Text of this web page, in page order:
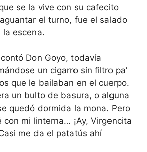
se la vive con su cafecito
el turno, fue el salado
la escena.
Don Goyo, todavía
un cigarro sin filtro pa’
que le bailaban en el cuerpo.
un bulto de basura, o alguna
quedó dormida la mona. Pero
con mi linterna… ¡Ay, Virgencita
me da el patatús ahí